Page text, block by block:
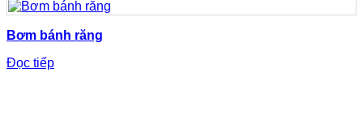
Bơm bánh răng
Đọc tiếp